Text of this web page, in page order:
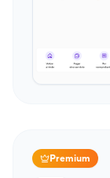
Premium